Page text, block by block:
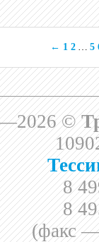
← 1 2 … 5
©
8
8
(факс